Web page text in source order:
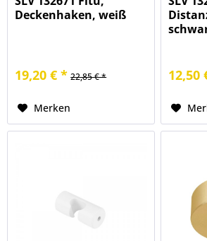
Deckenhaken, weiß
19,20 € * 22,85 € *
Merken
12,50